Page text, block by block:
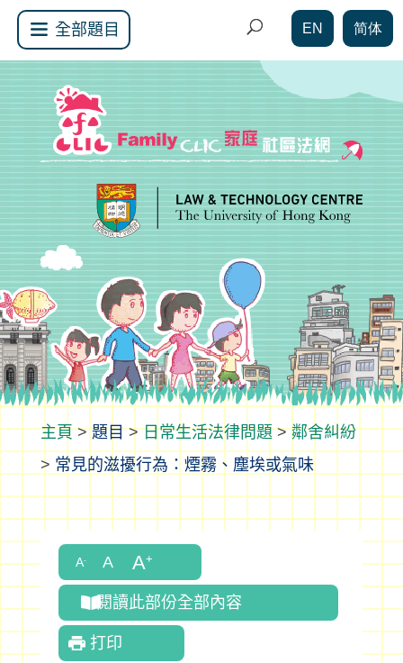
全部題目 EN 简体
>題目>日常生活法律問題>鄰舍糾紛
> 常見的滋擾行為：煙霧、塵埃或氣味
閱讀此部份全部內容
打印